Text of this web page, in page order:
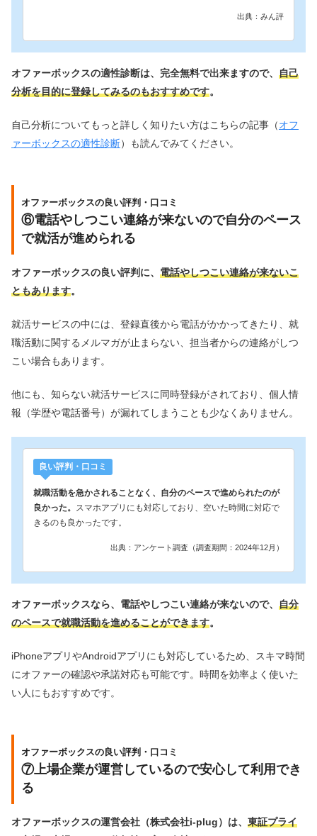
出典：みん評
オファーボックスの適性診断は、完全無料で出来ますので、 自己
分析を目的に登録してみるのもおすすめです。
自己分析についてもっと詳しく知りたい方はこちらの記事（オフ
ァーボックスの適性診断）も読んでみてください。
オファーボックスの良い評判・口コミ
⑥電話やしつこい連絡が来ないので自分のペース
で就活が進められる
オファーボックスの良い評判に、 電話やしつこい連絡が来ないこ
ともあります。
就活サービスの中には、登録直後から電話がかかってきたり、就
職活動に関するメルマガが止まらない、担当者からの連絡がしつ
こい場合もあります。
他にも、知らない就活サービスに同時登録がされており、個人情
報（学歴や電話番号）が漏れてしまうことも少なくありません。
良い評判・口コミ
就職活動を急かされることなく、自分のペースで進められたのが
良かった。
スマホアプリにも対応しており、空いた時間に対応で
きるのも良かったです。
出典：アンケート調査（調査期間：2024年12月）
オファーボックスなら、電話やしつこい連絡が来ないので、 自分
のペースで就職活動を進めることができます。
iPhoneアプリやAndroidアプリにも対応しているため、スキマ時間
にオファーの確認や承諾対応も可能です。時間を効率よく使いた
い人にもおすすめです。
オファーボックスの良い評判・口コミ
⑦上場企業が運営しているので安心して利用でき
る
オファーボックスの運営会社（株式会社i-plug）は、 東証プライ